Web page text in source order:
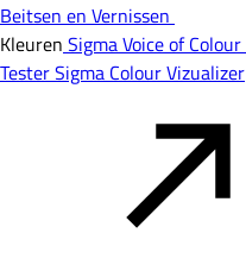
Beitsen en Vernissen
Kleuren Sigma Voice of Colour
TesterSigma Colour Vizualizer